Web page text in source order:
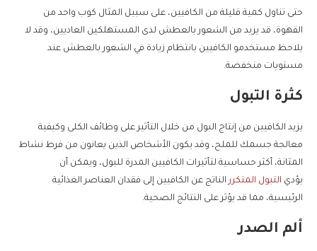
حتى تناول كمية قليلة من الكافيين، على سبيل المثال كوب واحد من
القهوة، قد يزيد من الشعور بالعطش لدى المستهلكين العاديين، وقد لا
يلاحظ مستخدمو الكافيين بانتظام زيادة في الشعور بالعطش عند
مستويات منخفضة.
كثرة التبول
يزيد الكافيين من إنتاج البول من خلال التأثير على وظائف الكلى وكيفية
معالجة جسمك للملح، وقد يكون الأشخاص الذين يعانون من فرط نشاط
المثانة، أكثر حساسية لتأثيرات الكافيين المدرة للبول، ويمكن أن
يؤدي التبول المتكرر الناتج عن الكافيين إلى فقدان العناصر الغذائية
الرئيسية، مما قد يؤثر على النتائج الصحية.
ألم الصدر